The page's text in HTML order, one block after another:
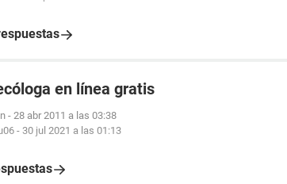
en línea gratis
- 28 abr 2011 a las 03:38
- 30 jul 2021 a las 01:13